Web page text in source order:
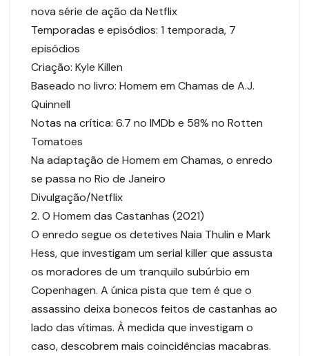
nova série de ação da Netflix
Temporadas e episódios: 1 temporada, 7
episódios
Criação: Kyle Killen
Baseado no livro: Homem em Chamas de A.J.
Quinnell
Notas na crítica: 6.7 no IMDb e 58% no Rotten
Tomatoes
Na adaptação de Homem em Chamas, o enredo
se passa no Rio de Janeiro
Divulgação/Netflix
2. O Homem das Castanhas (2021)
O enredo segue os detetives Naia Thulin e Mark
Hess, que investigam um serial killer que assusta
os moradores de um tranquilo subúrbio em
Copenhagen. A única pista que tem é que o
assassino deixa bonecos feitos de castanhas ao
lado das vítimas. À medida que investigam o
caso, descobrem mais coincidências macabras.